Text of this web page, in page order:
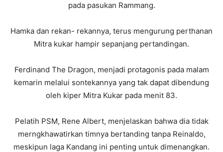
pada pasukan Rammang.
Hamka dan rekan- rekannya, terus mengurung perthanan
Mitra kukar hampir sepanjang pertandingan.
Ferdinand The Dragon, menjadi protagonis pada malam
kemarin melalui sontekannya yang tak dapat dibendung
oleh kiper Mitra Kukar pada menit 83.
Pelatih PSM, Rene Albert, menjelaskan bahwa dia tidak
merngkhawatirkan timnya bertanding tanpa Reinaldo,
meskipun laga Kandang ini penting untuk dimenangkan.